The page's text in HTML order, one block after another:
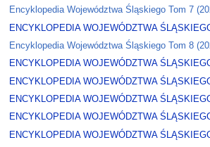
Encyklopedia Województwa Śląskiego Tom 7
ENCYKLOPEDIA WOJEWÓDZTWA
Encyklopedia Województwa Śląskiego Tom 8
ENCYKLOPEDIA WOJEWÓDZTWA
ENCYKLOPEDIA WOJEWÓDZTWA
ENCYKLOPEDIA WOJEWÓDZTWA
ENCYKLOPEDIA WOJEWÓDZTWA
ENCYKLOPEDIA WOJEWÓDZTWA